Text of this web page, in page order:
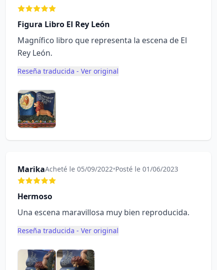
Figura Libro El Rey León
Magnífico libro que representa la escena de El
Rey León.
Reseña traducida - Ver original
MarikaAcheté le 05/09/2022•Posté le 01/06/2023
Hermoso
Una escena maravillosa muy bien reproducida.
Reseña traducida - Ver original